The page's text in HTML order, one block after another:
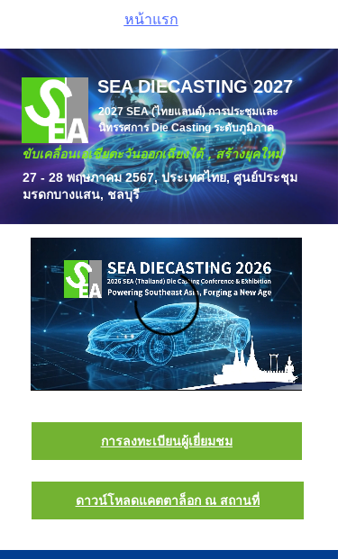
หน้าแรก
27 - 28 พฤษภาคม 2567, ประเทศไทย,ศูนย์ประชุม
มรดกบางแสน, ชลบุรี
2027 SEA (ไทยแลนด์) การประชุมและ
นิทรรศการ DieCastingระดับภูมิภาค
ขับเคลื่อนเอเชียตะวันออกเฉียงใต้，สร้างยุคใหม่
SEA DIECASTING 2027
การลงทะเบียนผู้เยี่ยมชม
ดาวน์โหลดแคตตาล็อก ณ สถานที่